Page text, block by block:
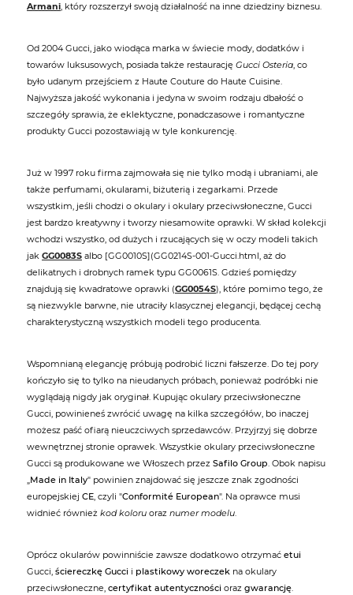
Armani, który rozszerzył swoją działalność na inne dziedziny biznesu.
Od 2004 Gucci, jako wiodąca marka w świecie mody, dodatków i
towarów luksusowych, posiada także restaurację Gucci Osteria, co
było udanym przejściem z Haute Couture do Haute Cuisine.
Najwyższa jakość wykonania i jedyna w swoim rodzaju dbałość o
szczegóły sprawia, że eklektyczne, ponadczasowe i romantyczne
produkty Gucci pozostawiają w tyle konkurencję.
Już w 1997 roku firma zajmowała się nie tylko modą i ubraniami, ale
także perfumami, okularami, biżuterią i zegarkami. Przede
wszystkim, jeśli chodzi o okulary i okulary przeciwsłoneczne, Gucci
jest bardzo kreatywny i tworzy niesamowite oprawki. W skład kolekcji
wchodzi wszystko, od dużych i rzucających się w oczy modeli takich
jak GG0083S albo [GG0010S](GG0214S-001-Gucci.html, aż do
delikatnych i drobnych ramek typu GG0061S. Gdzieś pomiędzy
znajdują się kwadratowe oprawki (GG0054S), które pomimo tego, że
są niezwykle barwne, nie utraciły klasycznej elegancji, będącej cechą
charakterystyczną wszystkich modeli tego producenta.
Wspomnianą elegancję próbują podrobić liczni fałszerze. Do tej pory
kończyło się to tylko na nieudanych próbach, ponieważ podróbki nie
wyglądają nigdy jak oryginał. Kupując okulary przeciwsłoneczne
Gucci, powinieneś zwrócić uwagę na kilka szczegółów, bo inaczej
możesz paść ofiarą nieuczciwych sprzedawców. Przyjrzyj się dobrze
wewnętrznej stronie oprawek. Wszystkie okulary przeciwsłoneczne
Gucci są produkowane we Włoszech przez Safilo Group. Obok napisu
„Made in Italy" powinien znajdować się jeszcze znak zgodności
europejskiej CE, czyli "Conformité European". Na oprawce musi
widnieć również kod koloru oraz numer modelu.
Oprócz okularów powinniście zawsze dodatkowo otrzymać etui
Gucci, ściereczkę Gucci i plastikowy woreczek na okulary
przeciwsłoneczne, certyfikat autentyczności oraz gwarancję.